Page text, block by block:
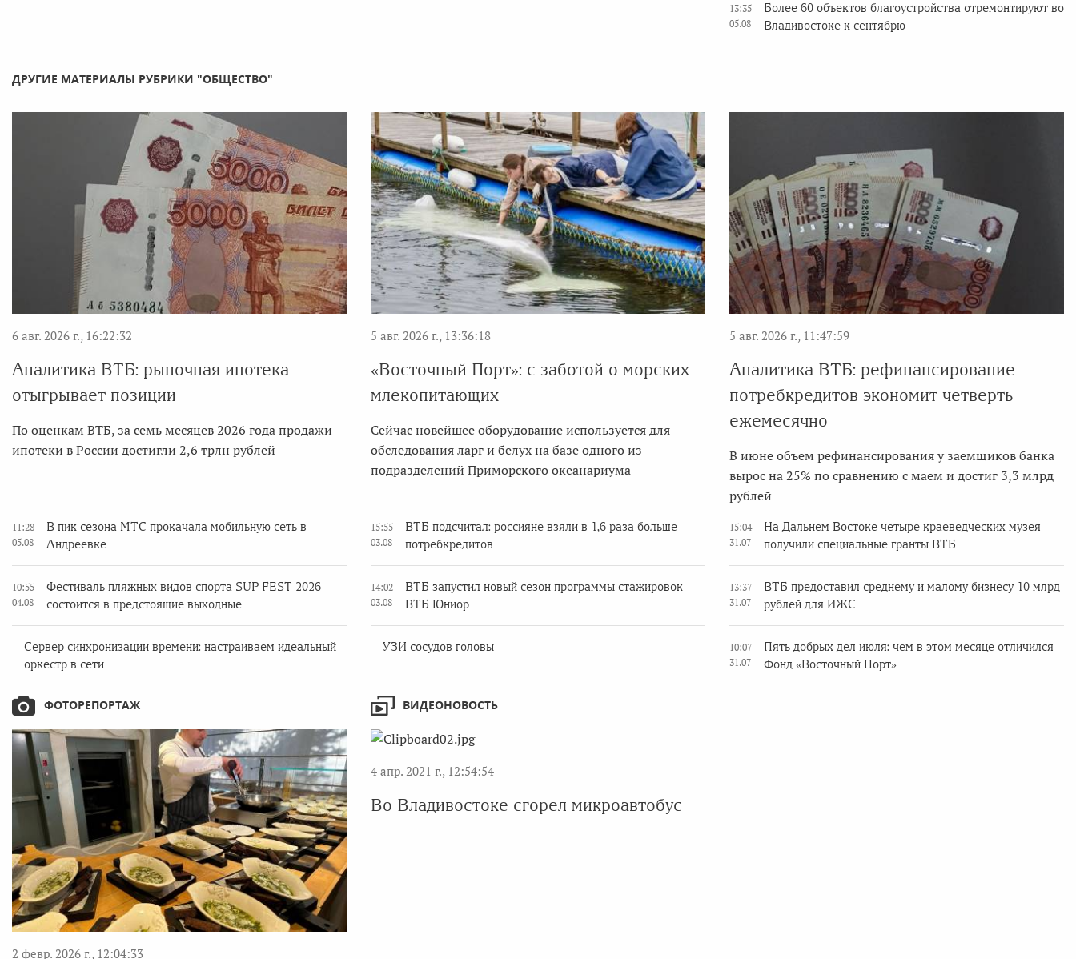
13:35
05.08
Более 60 объектов благоустройства отремонтируют во
Владивостоке к сентябрю
ДРУГИЕ МАТЕРИАЛЫ РУБРИКИ "ОБЩЕСТВО"
6 авг. 2026 г., 16:22:32
Аналитика ВТБ: рыночная ипотека
отыгрывает позиции
По оценкам ВТБ, за семь месяцев 2026 года продажи
ипотеки в России достигли 2,6 трлн рублей
5 авг. 2026 г., 13:36:18
«Восточный Порт»: с заботой о морских
млекопитающих
Сейчас новейшее оборудование используется для
обследования ларг и белух на базе одного из
подразделений Приморского океанариума
5 авг. 2026 г., 11:47:59
Аналитика ВТБ: рефинансирование
потребкредитов экономит четверть
ежемесячно
В июне объем рефинансирования у заемщиков банка
вырос на 25% по сравнению с маем и достиг 3,3 млрд
рублей
11:28
05.08
В пик сезона МТС прокачала мобильную сеть в
Андреевке
10:55
04.08
Фестиваль пляжных видов спорта SUP FEST 2026
состоится в предстоящие выходные
Сервер синхронизации времени: настраиваем идеальный
оркестр в сети
15:55
03.08
ВТБ подсчитал: россияне взяли в 1,6 раза больше
потребкредитов
14:02
03.08
ВТБ запустил новый сезон программы стажировок
ВТБ Юниор
УЗИ сосудов головы
15:04
31.07
На Дальнем Востоке четыре краеведческих музея
получили специальные гранты ВТБ
13:37
31.07
ВТБ предоставил среднему и малому бизнесу 10 млрд
рублей для ИЖС
10:07
31.07
Пять добрых дел июля: чем в этом месяце отличился
Фонд «Восточный Порт»
ФОТОРЕПОРТАЖ
2 февр. 2026 г., 12:04:33
ВИДЕОНОВОСТЬ
4 апр. 2021 г., 12:54:54
Во Владивостоке сгорел микроавтобус